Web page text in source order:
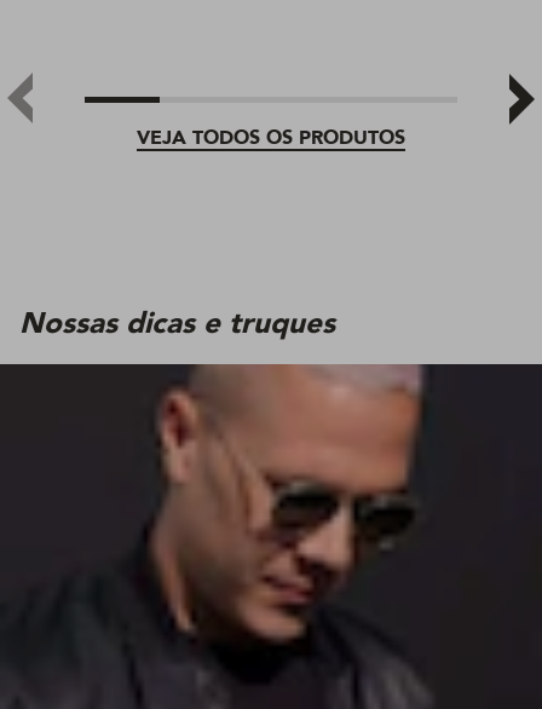
VEJA TODOS OS PRODUTOS
Nossas dicas e truques